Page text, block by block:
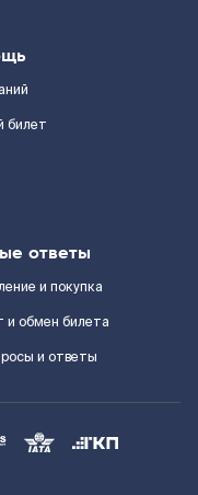
билет
ответы
и покупка
и обмен билета
и ответы